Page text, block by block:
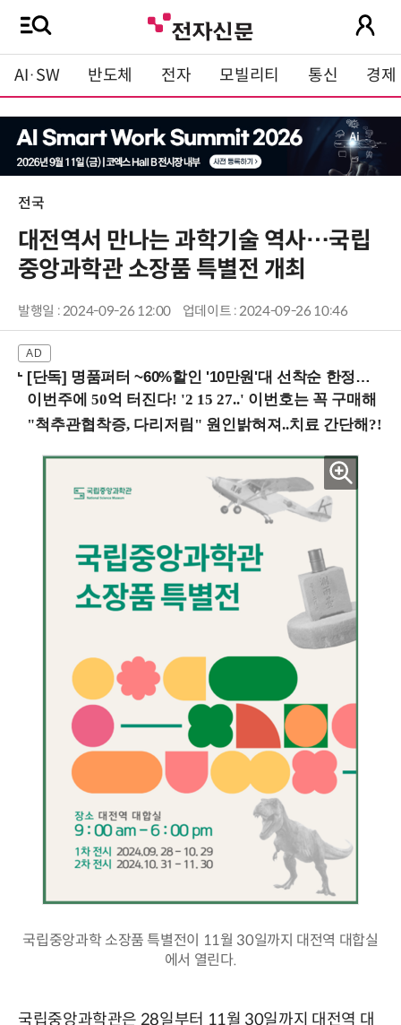
AI·SW 반도체 전자 모빌리티 통신 경제
전국
대전역서 만나는 과학기술 역사…국립
중앙과학관 소장품 특별전 개최
발행일 : 2024-09-26 12:00 업데이트 : 2024-09-26 10:46
[단독] 명품퍼터 ~60%할인 '10만원'대 선착순 한정판매!
국립중앙과학 소장품 특별전이 11월 30일까지 대전역 대합실
에서 열린다.
국립중앙과학관은 28일부터 11월 30일까지 대전역 대